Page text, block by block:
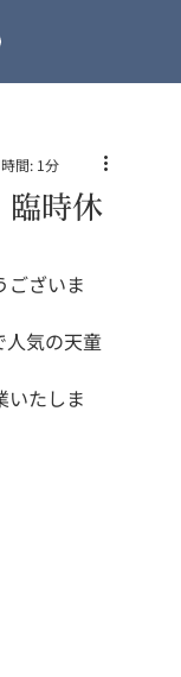
臨時休
間: 1分
ございま
人気の天童
いたしま